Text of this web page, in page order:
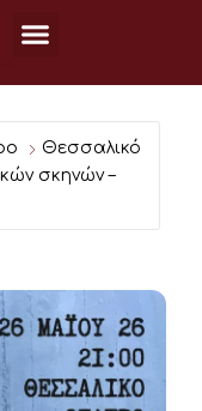
Θεσσαλικό
σκηνών –